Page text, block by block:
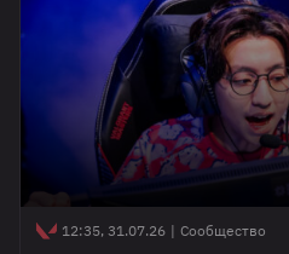
победительницей в номинации
премии HLTV Awards 2025, а
12:35, 31.07.26 | Сообщество